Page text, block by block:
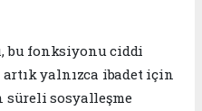
bu fonksiyonu ciddi
artık yalnızca ibadet için
süreli sosyalleşme